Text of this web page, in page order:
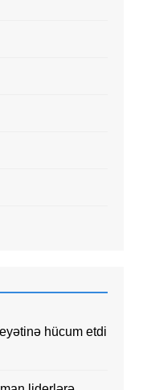
hücum etdi